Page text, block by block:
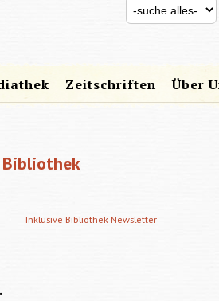
Search for
Zeitschriften Über
Inklusive Bibliothek Newsletter